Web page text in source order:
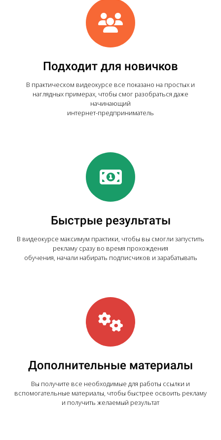
Подходит для новичков
В практическом видеокурсе все показано на простых и
наглядных примерах, чтобы смог разобраться даже
начинающий
интернет-предприниматель
Быстрые результаты
В видеокурсе максимум практики, чтобы вы смогли запустить
рекламу сразу во время прохождения
обучения, начали набирать подписчиков и зарабатывать
Дополнительные материалы
Вы получите все необходимые для работы ссылки и
вспомогательные материалы, чтобы быстрее освоить рекламу
и получить желаемый результат